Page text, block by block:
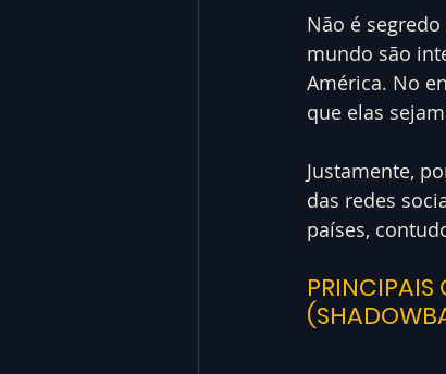
Não é
mundo são
América. No
que elas
Justamente,
das redes
países,
PRINCIPAIS